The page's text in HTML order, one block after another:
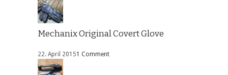
Mechanix Original Covert Glove
22. April 20151 Comment